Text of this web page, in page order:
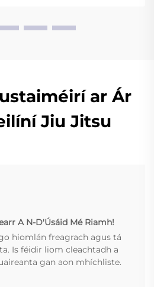
ar Ár
Jiu Jitsu
A N-D'Úsáid Mé Riamh!
hiomlán freagrach agus tá
Is féidir liom cleachtadh a
gan aon mhíchliste.